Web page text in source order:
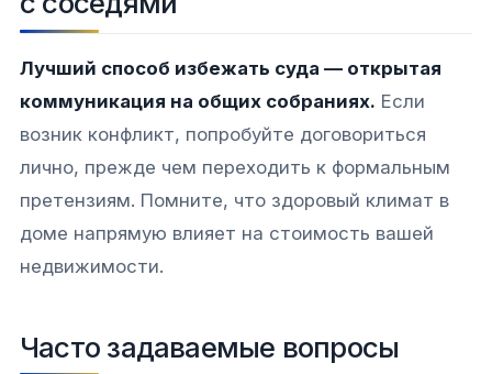
Лучший способ избежать суда — открытая
коммуникация на общих собраниях. Если
возник конфликт, попробуйте договориться
лично, прежде чем переходить к формальным
претензиям. Помните, что здоровый климат в
доме напрямую влияет на стоимость вашей
недвижимости.
Часто задаваемые вопросы